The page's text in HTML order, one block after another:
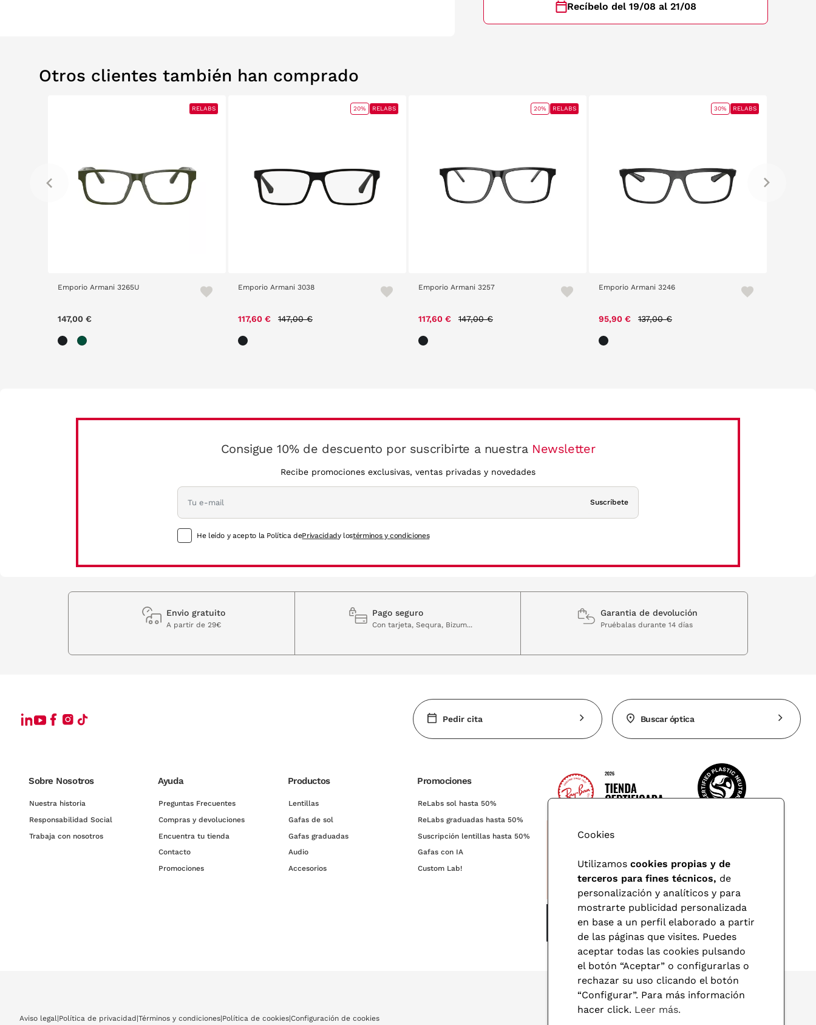
Recíbelo del 19/08 al 21/08
Otros clientes también han comprado
Emporio Armani 3265U
147,00 €
RELABS
Emporio Armani 3038
117,60 € 147,00 €
20% RELABS
Emporio Armani 3257
117,60 € 147,00 €
20% RELABS
Emporio Armani 3246
95,90 € 137,00 €
30% RELABS
Consigue 10% de descuento por suscribirte a nuestra Newsletter
Recibe promociones exclusivas, ventas privadas y novedades
Suscríbete
He leído y acepto la Política dePrivacidady lostérminos y condiciones
Envio gratuito
A partir de 29€
Pago seguro
Con tarjeta, Sequra, Bizum...
Garantia de devolución
Pruébalas durante 14 días
Pedir cita Buscar óptica
Sobre Nosotros
Nuestra historia
Responsabilidad Social
Trabaja con nosotros
Ayuda
Preguntas Frecuentes
Compras y devoluciones
Encuentra tu tienda
Contacto
Promociones
Productos
Lentillas
Gafas de sol
Gafas graduadas
Audio
Accesorios
Promociones
ReLabs sol hasta 50%
ReLabs graduadas hasta 50%
Suscripción lentillas hasta 50%
Gafas con IA
Custom Lab!
Aviso legal|Política de privacidad |Términos y condiciones|Política de cookies|Configuración de cookies
Cookies
Utilizamos cookies propias y de
terceros para fines técnicos, de
personalización y analíticos y para
mostrarte publicidad personalizada
en base a un perfil elaborado a partir
de las páginas que visites. Puedes
aceptar todas las cookies pulsando
el botón “Aceptar” o configurarlas o
rechazar su uso clicando el botón
“Configurar”. Para más información
hacer click. Leer más.